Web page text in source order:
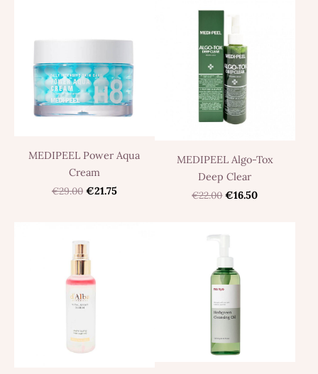
MEDIPEEL Power Aqua
Cream
€29.00 €21.75
MEDIPEEL Algo-Tox
Deep Clear
€22.00 €16.50